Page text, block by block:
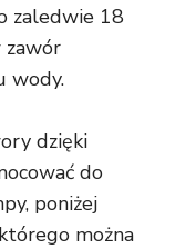
zaledwie 18
zawór
wody.
dzięki
do
poniżej
można